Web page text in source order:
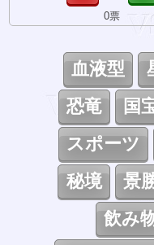
0票
血液型
恐竜
国
スポーツ
秘境
景
飲み